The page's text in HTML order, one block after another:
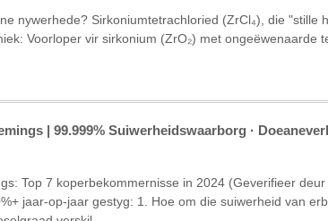
nywerhede? Sirkoniumtetrachloried (ZrCl₄), die "stille
Voorloper vir sirkonium (ZrO₂) met ongeëwenaarde
| 99.999% Suiwerheidswaarborg ·
Top 7 koperbekommernisse in 2024 (Geverifieer
jaar-op-jaar gestyg: 1. Hoe om die suiwerheid van